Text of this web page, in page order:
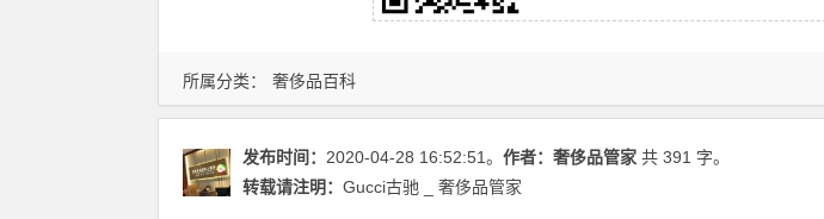
所属分类： 奢侈品百科
发布时间： 2020-04-28 16:52:51。 作者： 奢侈品管家 共 391 字。
转载请注明： Gucci古驰 _ 奢侈品管家